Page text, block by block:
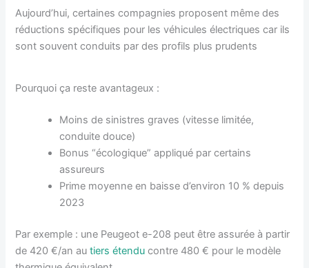
Aujourd’hui, certaines compagnies proposent même des
réductions spécifiques pour les véhicules électriques car ils
sont souvent conduits par des profils plus prudents
Pourquoi ça reste avantageux :
Moins de sinistres graves (vitesse limitée,
conduite douce)
Bonus “écologique” appliqué par certains
assureurs
Prime moyenne en baisse d’environ 10 % depuis
2023
Par exemple : une Peugeot e-208 peut être assurée à partir
de 420 €/an autiers étendu contre 480 € pour le modèle